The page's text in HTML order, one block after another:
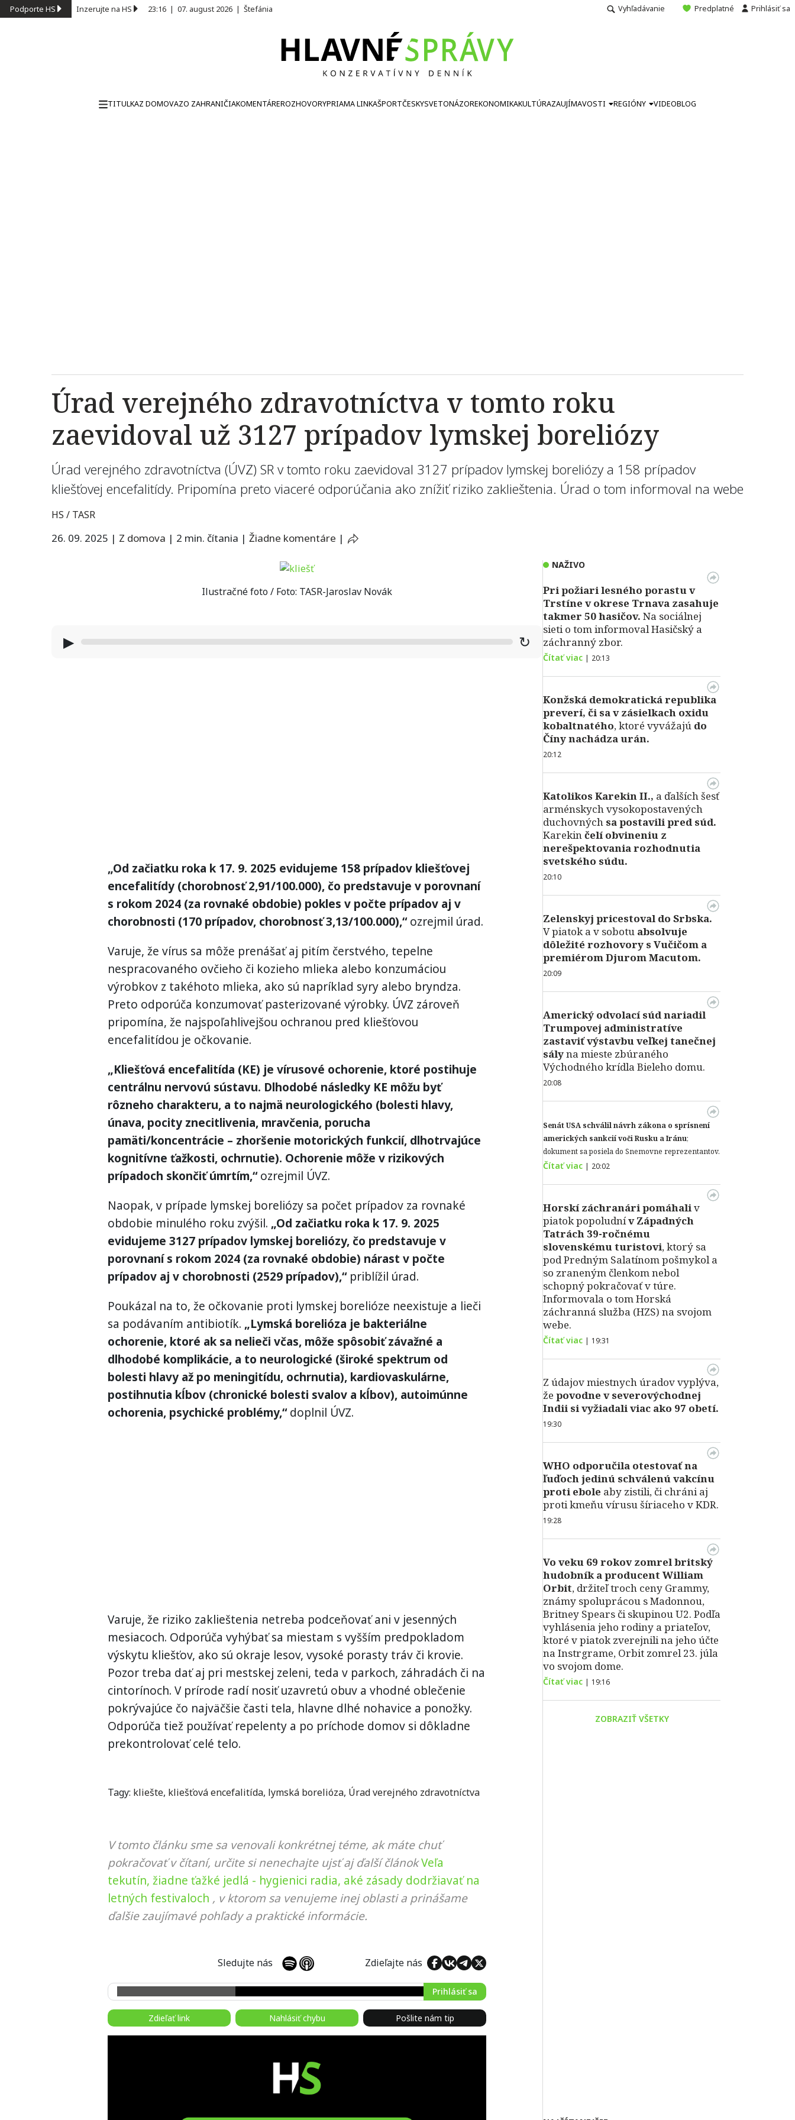
Podporte HS Inzerujte na HS 23:16 | 07. august 2026 | Štefánia Vyhľadávanie Predplatné Prihlásiť sa
TITULKAZ DOMOVAZO ZAHRANIČIAKOMENTÁREROZHOVORYPRIAMA LINKAŠPORTČESKYSVETONÁZOREKONOMIKAKULTÚRAZAUJÍMAVOSTI REGIÓNY VIDEOBLOG
Úrad verejného zdravotníctva v tomto roku
zaevidoval už 3127 prípadov lymskej boreliózy
Úrad verejného zdravotníctva (ÚVZ) SR v tomto roku zaevidoval 3127 prípadov lymskej boreliózy a 158 prípadov
kliešťovej encefalitídy. Pripomína preto viaceré odporúčania ako znížiť riziko zaklieštenia. Úrad o tom informoval na webe
HS / TASR
26. 09. 2025 | Z domova | 2 min. čítania | Žiadne komentáre |
Ilustračné foto / Foto: TASR-Jaroslav Novák
▶ ↻
„Od začiatku roka k 17. 9. 2025 evidujeme 158 prípadov kliešťovej
encefalitídy (chorobnosť 2,91/100.000), čo predstavuje v porovnaní
s rokom 2024 (za rovnaké obdobie) pokles v počte prípadov aj v
chorobnosti (170 prípadov, chorobnosť 3,13/100.000),“ozrejmil úrad.
Varuje, že vírus sa môže prenášať aj pitím čerstvého, tepelne
nespracovaného ovčieho či kozieho mlieka alebo konzumáciou
výrobkov z takéhoto mlieka, ako sú napríklad syry alebo bryndza.
Preto odporúča konzumovať pasterizované výrobky. ÚVZ zároveň
pripomína, že najspoľahlivejšou ochranou pred kliešťovou
encefalitídou je očkovanie.
„Kliešťová encefalitída (KE) je vírusové ochorenie, ktoré postihuje
centrálnu nervovú sústavu. Dlhodobé následky KE môžu byť
rôzneho charakteru, a to najmä neurologického (bolesti hlavy,
únava, pocity znecitlivenia, mravčenia, porucha
pamäti/koncentrácie – zhoršenie motorických funkcií, dlhotrvajúce
kognitívne ťažkosti, ochrnutie). Ochorenie môže v rizikových
prípadoch skončiť úmrtím,“ozrejmil ÚVZ.
Naopak, v prípade lymskej boreliózy sa počet prípadov za rovnaké
obdobie minulého roku zvýšil. „Od začiatku roka k 17. 9. 2025
evidujeme 3127 prípadov lymskej boreliózy, čo predstavuje v
porovnaní s rokom 2024 (za rovnaké obdobie) nárast v počte
prípadov aj v chorobnosti (2529 prípadov),“priblížil úrad.
Poukázal na to, že očkovanie proti lymskej borelióze neexistuje a lieči
sa podávaním antibiotík. „Lymská borelióza je bakteriálne
ochorenie, ktoré ak sa nelieči včas, môže spôsobiť závažné a
dlhodobé komplikácie, a to neurologické (široké spektrum od
bolesti hlavy až po meningitídu, ochrnutia), kardiovaskulárne,
postihnutia kĺbov (chronické bolesti svalov a kĺbov), autoimúnne
ochorenia, psychické problémy,“doplnil ÚVZ.
Varuje, že riziko zaklieštenia netreba podceňovať ani v jesenných
mesiacoch. Odporúča vyhýbať sa miestam s vyšším predpokladom
výskytu kliešťov, ako sú okraje lesov, vysoké porasty tráv či krovie.
Pozor treba dať aj pri mestskej zeleni, teda v parkoch, záhradách či na
cintorínoch. V prírode radí nosiť uzavretú obuv a vhodné oblečenie
pokrývajúce čo najväčšie časti tela, hlavne dlhé nohavice a ponožky.
Odporúča tiež používať repelenty a po príchode domov si dôkladne
prekontrolovať celé telo.
Tagy: kliešte, kliešťová encefalitída, lymská borelióza, Úrad verejného zdravotníctva
V tomto článku sme sa venovali konkrétnej téme, ak máte chuť
pokračovať v čítaní, určite si nenechajte ujsť aj ďalší článokVeľa
tekutín, žiadne ťažké jedlá - hygienici radia, aké zásady dodržiavať na
letných festivaloch , v ktorom sa venujeme inej oblasti a prinášame
ďalšie zaujímavé pohľady a praktické informácie.
Sledujte nás Zdieľajte nás
Prihlásiť sa
Zdieľať link Nahlásiť chybu Pošlite nám tip
NAŽIVO
Pri požiari lesného porastu v
Trstíne v okrese Trnava zasahuje
takmer 50 hasičov. Na sociálnej
sieti o tom informoval Hasičský a
záchranný zbor.
Čítať viac | 20:13
Konžská demokratická republika
preverí, či sa v zásielkach oxidu
kobaltnatého, ktoré vyvážajú do
Číny nachádza urán.
20:12
Katolikos Karekin II., a ďalších šesť
arménskych vysokopostavených
duchovných sa postavili pred súd.
Karekinčelí obvineniu z
nerešpektovania rozhodnutia
svetského súdu.
20:10
Zelenskyj pricestoval do Srbska.
V piatok a v sobotu absolvuje
dôležité rozhovory s Vučičom a
premiérom Djurom Macutom.
20:09
Americký odvolací súd nariadil
Trumpovej administratíve
zastaviť výstavbu veľkej tanečnej
sályna mieste zbúraného
Východného krídla Bieleho domu.
20:08
Senát USA schválil návrh zákona o sprísnení
amerických sankcií voči Rusku a Iránu;
dokument sa posiela do Snemovne reprezentantov.
Čítať viac | 20:02
Horskí záchranári pomáhaliv
piatok popoludnív Západných
Tatrách 39-ročnému
slovenskému turistovi, ktorý sa
pod Predným Salatínom pošmykol a
so zraneným členkom nebol
schopný pokračovať v túre.
Informovala o tom Horská
záchranná služba (HZS) na svojom
webe.
Čítať viac | 19:31
Z údajov miestnych úradov vyplýva,
že povodne v severovýchodnej
Indii si vyžiadali viac ako 97 obetí.
19:30
WHO odporučila otestovať na
ľuďoch jedinú schválenú vakcínu
proti ebole aby zistili, či chráni aj
proti kmeňu vírusu šíriaceho v KDR.
19:28
Vo veku 69 rokov zomrel britský
hudobník a producent William
Orbit, držiteľ troch ceny Grammy,
známy spoluprácou s Madonnou,
Britney Spears či skupinou U2. Podľa
vyhlásenia jeho rodiny a priateľov,
ktoré v piatok zverejnili na jeho účte
na Instrgrame, Orbit zomrel 23. júla
vo svojom dome.
Čítať viac | 19:16
ZOBRAZIŤ VŠETKY